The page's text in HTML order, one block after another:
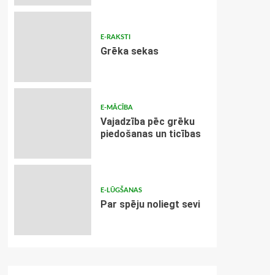
E-RAKSTI
Grēka sekas
E-MĀCĪBA
Vajadzība pēc grēku
piedošanas un ticības
E-LŪGŠANAS
Par spēju noliegt sevi